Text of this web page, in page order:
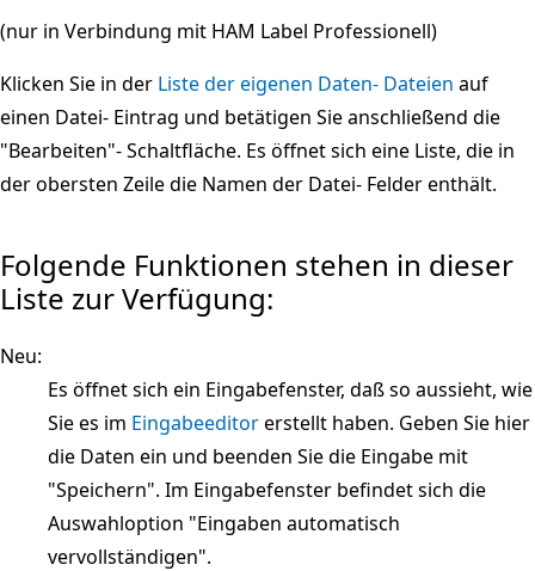
(nur in Verbindung mit HAM Label Professionell)
Klicken Sie in der Liste der eigenen Daten- Dateien auf
einen Datei- Eintrag und betätigen Sie anschließend die
"Bearbeiten"- Schaltfläche. Es öffnet sich eine Liste, die in
der obersten Zeile die Namen der Datei- Felder enthält.
Folgende Funktionen stehen in dieser
Liste zur Verfügung:
Neu:
Es öffnet sich ein Eingabefenster, daß so aussieht, wie
Sie es im Eingabeeditorerstellt haben. Geben Sie hier
die Daten ein und beenden Sie die Eingabe mit
"Speichern". Im Eingabefenster befindet sich die
Auswahloption "Eingaben automatisch
vervollständigen".